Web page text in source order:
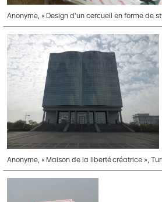
Anonyme, « Design d'un cercueil en forme de
Anonyme, « Maison de la liberté créatrice »,